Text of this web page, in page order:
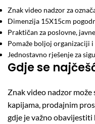
Znak video nadzor za
Dimenzija 15X15cm
Praktičan za poslovne,
Pomaže boljoj organizaciji
Jednostavno rješenje za
Gdje se
Znak video nadzor
kapijama, prodajnim
gdje je važno